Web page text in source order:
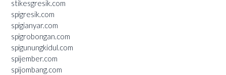
stikesgresik.com
spigresik.com
spigianyar.com
spigrobongan.com
spigunungkidul.com
spijember.com
spijombang.com